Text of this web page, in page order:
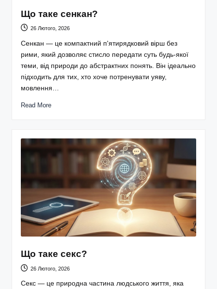
Що таке сенкан?
26 Лютого, 2026
Сенкан — це компактний п'ятирядковий вірш без
рими, який дозволяє стисло передати суть будь-якої
теми, від природи до абстрактних понять. Він ідеально
підходить для тих, хто хоче потренувати уяву,
мовлення…
Read More
Що таке секс?
26 Лютого, 2026
Секс — це природна частина людського життя, яка